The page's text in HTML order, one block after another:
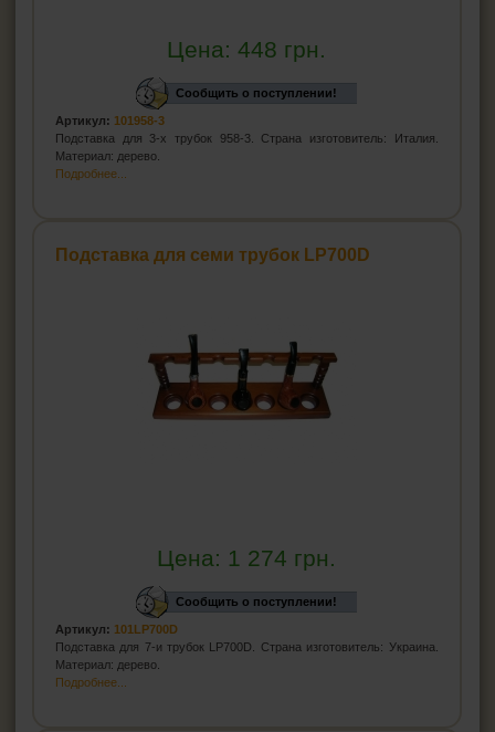
Цена:448 грн.
Сообщить о поступлении!
Артикул: 101958-3
Подставка для 3-х трубок 958-3. Страна изготовитель: Италия.
Материал: дерево.
Подробнее...
Подставка для семи трубок LP700D
Цена: 1 274 грн.
Сообщить о поступлении!
Артикул: 101LP700D
Подставка для 7-и трубок LP700D. Страна изготовитель: Украина.
Материал: дерево.
Подробнее...